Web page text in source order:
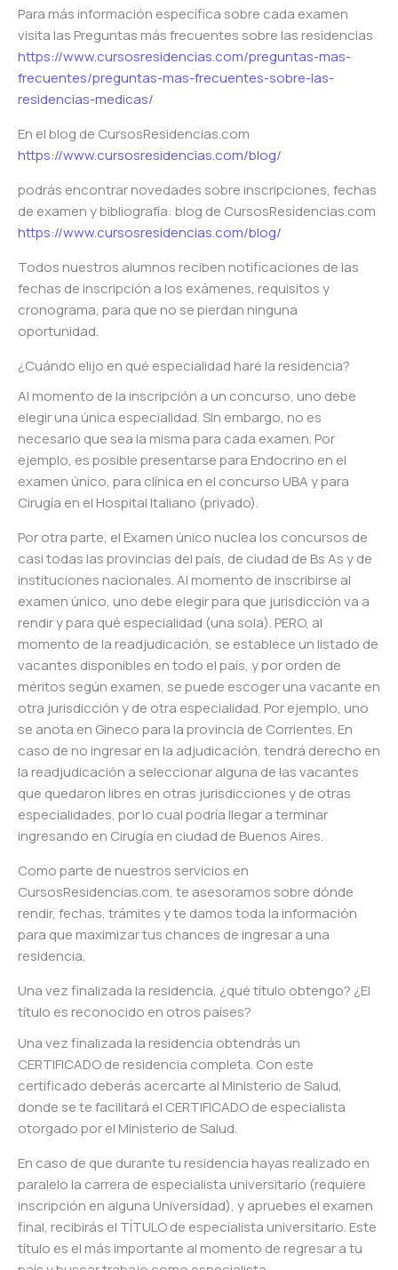
Para más información específica sobre cada examen
visita las Preguntas más frecuentes sobre las residencias
https://www.cursosresidencias.com/preguntas-mas-
frecuentes/preguntas-mas-frecuentes-sobre-las-
residencias-medicas/
En el blog de CursosResidencias.com
https://www.cursosresidencias.com/blog/
podrás encontrar novedades sobre inscripciones, fechas
de examen y bibliografía: blog de CursosResidencias.com
https://www.cursosresidencias.com/blog/
Todos nuestros alumnos reciben notificaciones de las
fechas de inscripción a los exámenes, requisitos y
cronograma, para que no se pierdan ninguna
oportunidad.
¿Cuándo elijo en qué especialidad haré la residencia?
Al momento de la inscripción a un concurso, uno debe
elegir una única especialidad. Sin embargo, no es
necesario que sea la misma para cada examen. Por
ejemplo, es posible presentarse para Endocrino en el
examen único, para clínica en el concurso UBA y para
Cirugía en el Hospital Italiano (privado).
Por otra parte, el Examen único nuclea los concursos de
casi todas las provincias del país, de ciudad de Bs As y de
instituciones nacionales. Al momento de inscribirse al
examen único, uno debe elegir para que jurisdicción va a
rendir y para qué especialidad (una sola). PERO, al
momento de la readjudicación, se establece un listado de
vacantes disponibles en todo el país, y por orden de
méritos según examen, se puede escoger una vacante en
otra jurisdicción y de otra especialidad. Por ejemplo, uno
se anota en Gineco para la provincia de Corrientes. En
caso de no ingresar en la adjudicación, tendrá derecho en
la readjudicación a seleccionar alguna de las vacantes
que quedaron libres en otras jurisdicciones y de otras
especialidades, por lo cual podría llegar a terminar
ingresando en Cirugía en ciudad de Buenos Aires.
Como parte de nuestros servicios en
CursosResidencias.com, te asesoramos sobre dónde
rendir, fechas, trámites y te damos toda la información
para que maximizar tus chances de ingresar a una
residencia.
Una vez finalizada la residencia, ¿qué título obtengo? ¿El
título es reconocido en otros países?
Una vez finalizada la residencia obtendrás un
CERTIFICADO de residencia completa. Con este
certificado deberás acercarte al Ministerio de Salud,
donde se te facilitará el CERTIFICADO de especialista
otorgado por el Ministerio de Salud.
En caso de que durante tu residencia hayas realizado en
paralelo la carrera de especialista universitario (requiere
inscripción en alguna Universidad), y apruebes el examen
final, recibirás el TÍTULO de especialista universitario. Este
título es el más importante al momento de regresar a tu